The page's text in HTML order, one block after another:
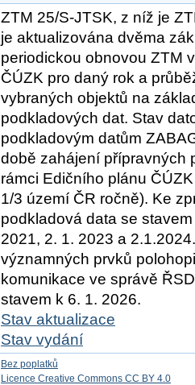
ZTM 25/S-JTSK, z níž je
je aktualizována dvěma
periodickou obnovou ZTM
ČÚZK pro daný rok a
vybraných objektů na
podkladových dat. Stav
podkladovým datům
době zahájení přípravných
rámci Edičního plánu
1/3 území ČR ročně). Ke
podkladová data se
2021, 2. 1. 2023 a
významných prvků
komunikace ve správě
stavem k 6. 1. 2026.
Stav aktualizace
Stav vydání
Bez poplatků
Licence Creative Commons CC BY 4.0